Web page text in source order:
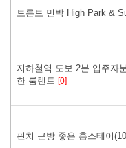
토론토 민박 High Park &
지하철역 도보 2분 입주자
한 룸렌트 [0]
핀치 근방 좋은 홈스테이